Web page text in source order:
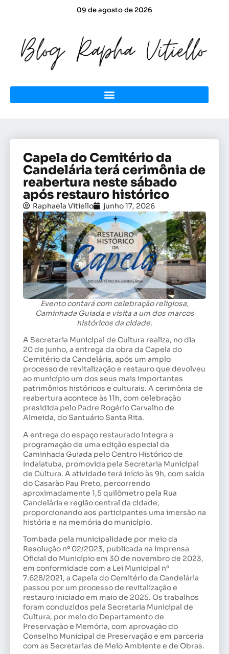
09 de agosto de 2026
Capela do Cemitério da
Candelária terá cerimônia de
reabertura neste sábado
após restauro histórico
Raphaela Vitiello junho 17, 2026
Evento contará com celebração religiosa,
Caminhada Guiada e visita a um dos marcos
históricos da cidade.
A Secretaria Municipal de Cultura realiza, no dia
20 de junho, a entrega da obra da Capela do
Cemitério da Candelária, após um amplo
processo de revitalização e restauro que devolveu
ao município um dos seus mais importantes
patrimônios históricos e culturais. A cerimônia de
reabertura acontece às 11h, com celebração
presidida pelo Padre Rogério Carvalho de
Almeida, do Santuário Santa Rita.
A entrega do espaço restaurado integra a
programação de uma edição especial da
Caminhada Guiada pelo Centro Histórico de
Indaiatuba, promovida pela Secretaria Municipal
de Cultura. A atividade terá início às 9h, com saída
do Casarão Pau Preto, percorrendo
aproximadamente 1,5 quilômetro pela Rua
Candelária e região central da cidade,
proporcionando aos participantes uma imersão na
história e na memória do município.
Tombada pela municipalidade por meio da
Resolução nº 02/2023, publicada na Imprensa
Oficial do Município em 30 de novembro de 2023,
em conformidade com a Lei Municipal nº
7.628/2021, a Capela do Cemitério da Candelária
passou por um processo de revitalização e
restauro iniciado em maio de 2025. Os trabalhos
foram conduzidos pela Secretaria Municipal de
Cultura, por meio do Departamento de
Preservação e Memória, com aprovação do
Conselho Municipal de Preservação e em parceria
com as Secretarias de Meio Ambiente e de Obras.